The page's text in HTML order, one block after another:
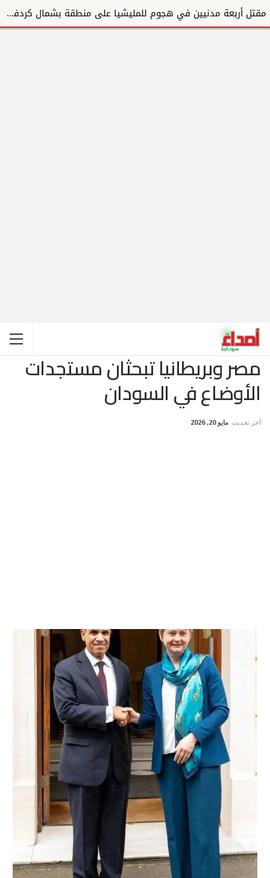
مقتل أربعة مدنيين في هجوم للمليشيا على منطقة بشمال كردفان
مصر وبريطانيا تبحثان مستجدات
الأوضاع في السودان
آخر تحديث مايو 20, 2026